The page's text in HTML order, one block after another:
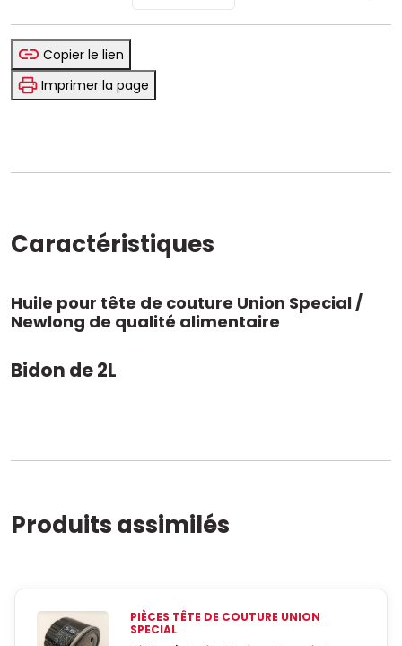
tête
de
Special
Copier le lien
Imprimer la page
Caractéristiques
Huile pour tête de couture Union Special /
Newlong de qualité alimentaire
Bidon de 2L
Produits assimilés
PIÈCES TÊTE DE COUTURE UNION
SPECIAL